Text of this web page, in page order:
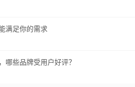
满足你的需求
哪些品牌受用户好评？